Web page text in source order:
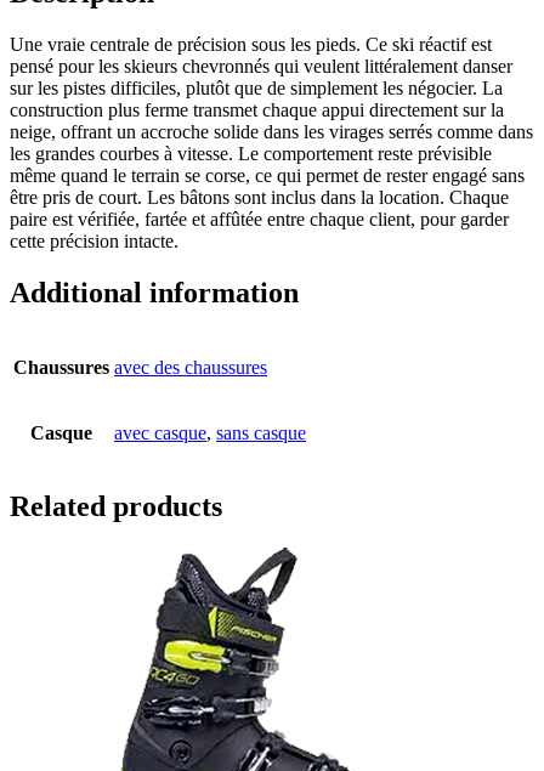
Une vraie centrale de précision sous les pieds. Ce ski réactif est
pensé pour les skieurs chevronnés qui veulent littéralement danser
sur les pistes difficiles, plutôt que de simplement les négocier. La
construction plus ferme transmet chaque appui directement sur la
neige, offrant un accroche solide dans les virages serrés comme dans
les grandes courbes à vitesse. Le comportement reste prévisible
même quand le terrain se corse, ce qui permet de rester engagé sans
être pris de court. Les bâtons sont inclus dans la location. Chaque
paire est vérifiée, fartée et affûtée entre chaque client, pour garder
cette précision intacte.
Additional information
Chaussures avec des chaussures
Casque avec casque, sans casque
Related products